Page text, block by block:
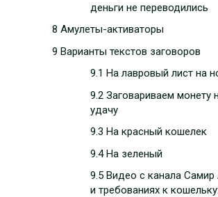
деньги не переводились
8 Амулеты-активаторы
9 Варианты текстов заговоров
9.1 На лавровый лист на
9.2 Заговариваем монету
удачу
9.3 На красный кошелек
9.4 На зеленый
9.5 Видео с канала Самир
и требованиях к кошельку: